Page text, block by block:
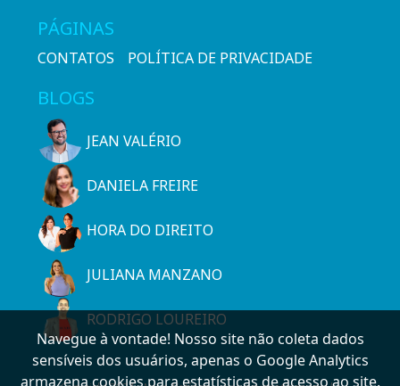
PÁGINAS
CONTATOS POLÍTICA DE PRIVACIDADE
BLOGS
JEAN VALÉRIO
DANIELA FREIRE
HORA DO DIREITO
JULIANA MANZANO
RODRIGO LOUREIRO
Navegue à vontade! Nosso site não coleta dados
sensíveis dos usuários, apenas o Google Analytics
armazena cookies para estatísticas de acesso ao site.